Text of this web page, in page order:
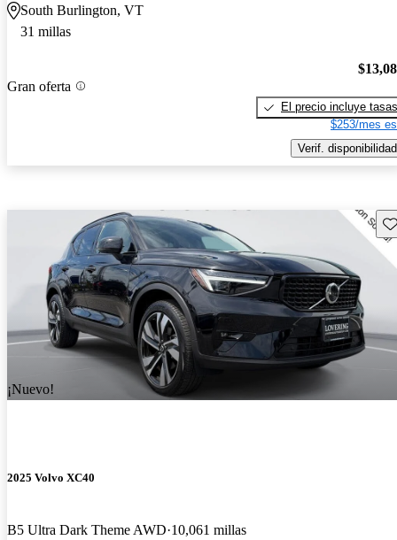
South Burlington, VT
31 millas
Gran oferta
El precio incluye tasas
$253/mes
Verif. disponibilidad
¡Nuevo!
2025 Volvo XC40
B5 Ultra Dark Theme AWD 10,061 millas